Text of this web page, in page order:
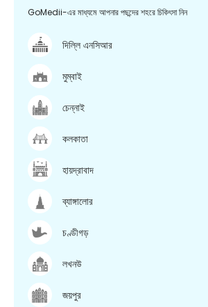
GoMedii-এর মাধ্যমে আপনার পছন্দের শহরে চিকিৎসা নিন
দিল্লি এনসিআর
মুম্বাই
চেন্নাই
কলকাতা
হায়দ্রাবাদ
ব্যাঙ্গালোর
চণ্ডীগড়
লখনউ
জয়পুর